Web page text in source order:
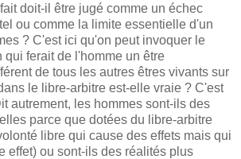
doit-il être jugé comme un échec
ou comme la limite essentielle d'un
? C'est ici qu'on peut invoquer le
qui ferait de l'homme un être
de tous les autres êtres vivants sur
le libre-arbitre est-elle vraie ? C'est
autrement, les hommes sont-ils des
parce que dotées du libre-arbitre
libre qui cause des effets mais qui
effet) ou sont-ils des réalités plus